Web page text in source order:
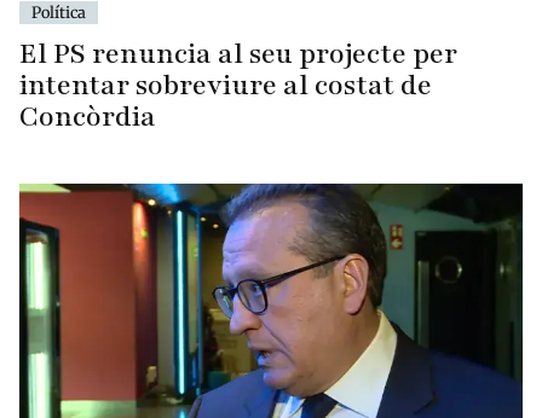
Política
El PS renuncia al seu projecte per
intentar sobreviure al costat de
Concòrdia